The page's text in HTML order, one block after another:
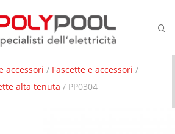
accessori / Fascette e accessori /
alta tenuta / PP0304